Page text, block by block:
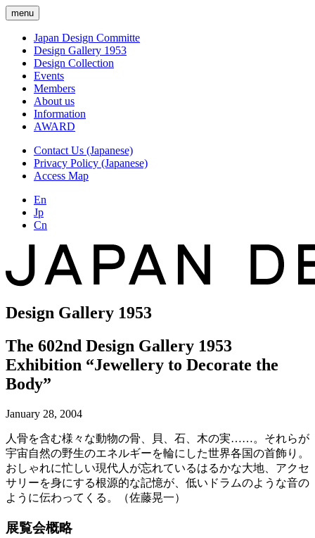
menu
Japan Design Committe
Design Gallery 1953
Design Collection
Events
Members
About us
Information
AWARD
Contact Us (Japanese)
Privacy Policy (Japanese)
Access Map
En
Jp
Cn
Design Gallery 1953
The 602nd Design Gallery 1953
Exhibition “Jewellery to Decorate the
Body”
January 28, 2004
人骨を含む様々な動物の骨、貝、石、木の実……。それらが
宇宙自然の野生のエネルギーを輪にした世界各国の首飾り。
おしゃれに忙しい現代人が忘れているはるかな大地、アクセ
サリーを身にする根源的な記憶が、低いドラムのような音の
ように伝わってくる。（佐藤晃一）
展覧会概略